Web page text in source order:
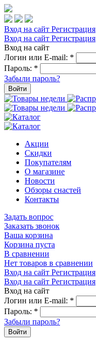
Вход на сайт Регистрация
Вход на сайт Регистрация
Вход на сайт
Логин или E-mail: *
Пароль: *
Забыли пароль?
Войти
Акции
Скидки
Покупателям
О магазине
Новости
Обзоры снастей
Контакты
Задать вопрос
Заказать звонок
Ваша корзина
Корзина пуста
В сравнении
Нет товаров в сравнении
Вход на сайт Регистрация
Вход на сайт Регистрация
Вход на сайт
Логин или E-mail: *
Пароль: *
Забыли пароль?
Войти